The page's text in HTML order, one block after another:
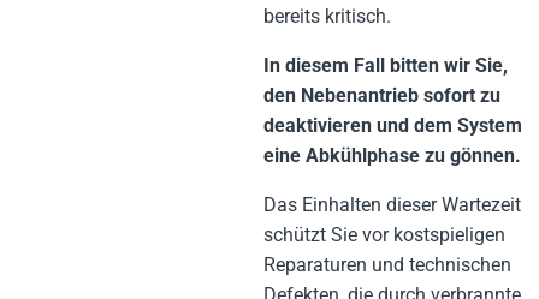
bereits kritisch.
In diesem Fall bitten wir Sie,
den Nebenantrieb sofort zu
deaktivieren und dem System
eine Abkühlphase zu gönnen.
Das Einhalten dieser Wartezeit
schützt Sie vor kostspieligen
Reparaturen und technischen